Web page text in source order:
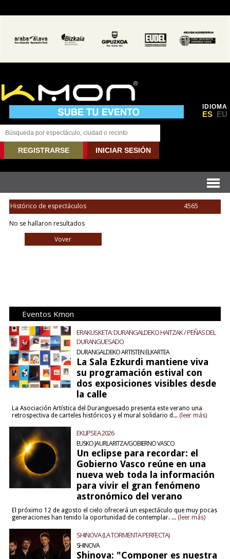
IDIOMA
ES EU
REGISTRARSE INICIAR SESIÓN
Histórico de espectáculos
4565
No se hallaron resultados
Vover
Eventos Kmon
ERAKUSKETA: DURANGALDEKO HAITZAK / PEÑAS DEL
DURANGUESADO
DURANGALDEKO ARTISTEN ELKARTEA
La Sala Ezkurdi mantiene viva
su programación estival con
dos exposiciones visibles desde
la calle
La Asociación Artística del Duranguesado presenta este verano una
retrospectiva de carteles históricos y el mural solidario d... (leer más)
EKLIPSEA 2026
EUSKO JAURLARITZA/GOBIERNO VASCO
Un eclipse para recordar: el
Gobierno Vasco reúne en una
nueva web toda la información
para vivir el gran fenómeno
astronómico del verano
El próximo 12 de agosto el cielo ofrecerá un espectáculo que muy pocas
generaciones han tenido la oportunidad de contemplar. ... (leer más)
SHINOVA (LA TORMENTA PERFECTA)
SHINOVA
Shinova: "Componer es nuestra